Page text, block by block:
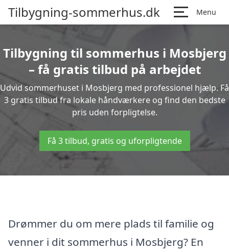
Tilbygning-sommerhus.dk Menu
Tilbygning til sommerhus i Mosbjerg
– få gratis tilbud på arbejdet
Udvid sommerhuset i Mosbjerg med professionel hjælp. Få
3 gratis tilbud fra lokale håndværkere og find den bedste
pris uden forpligtelse.
Få 3 tilbud, gratis og uforpligtende
Drømmer du om mere plads til familie og
venner i dit sommerhus i Mosbjerg? En